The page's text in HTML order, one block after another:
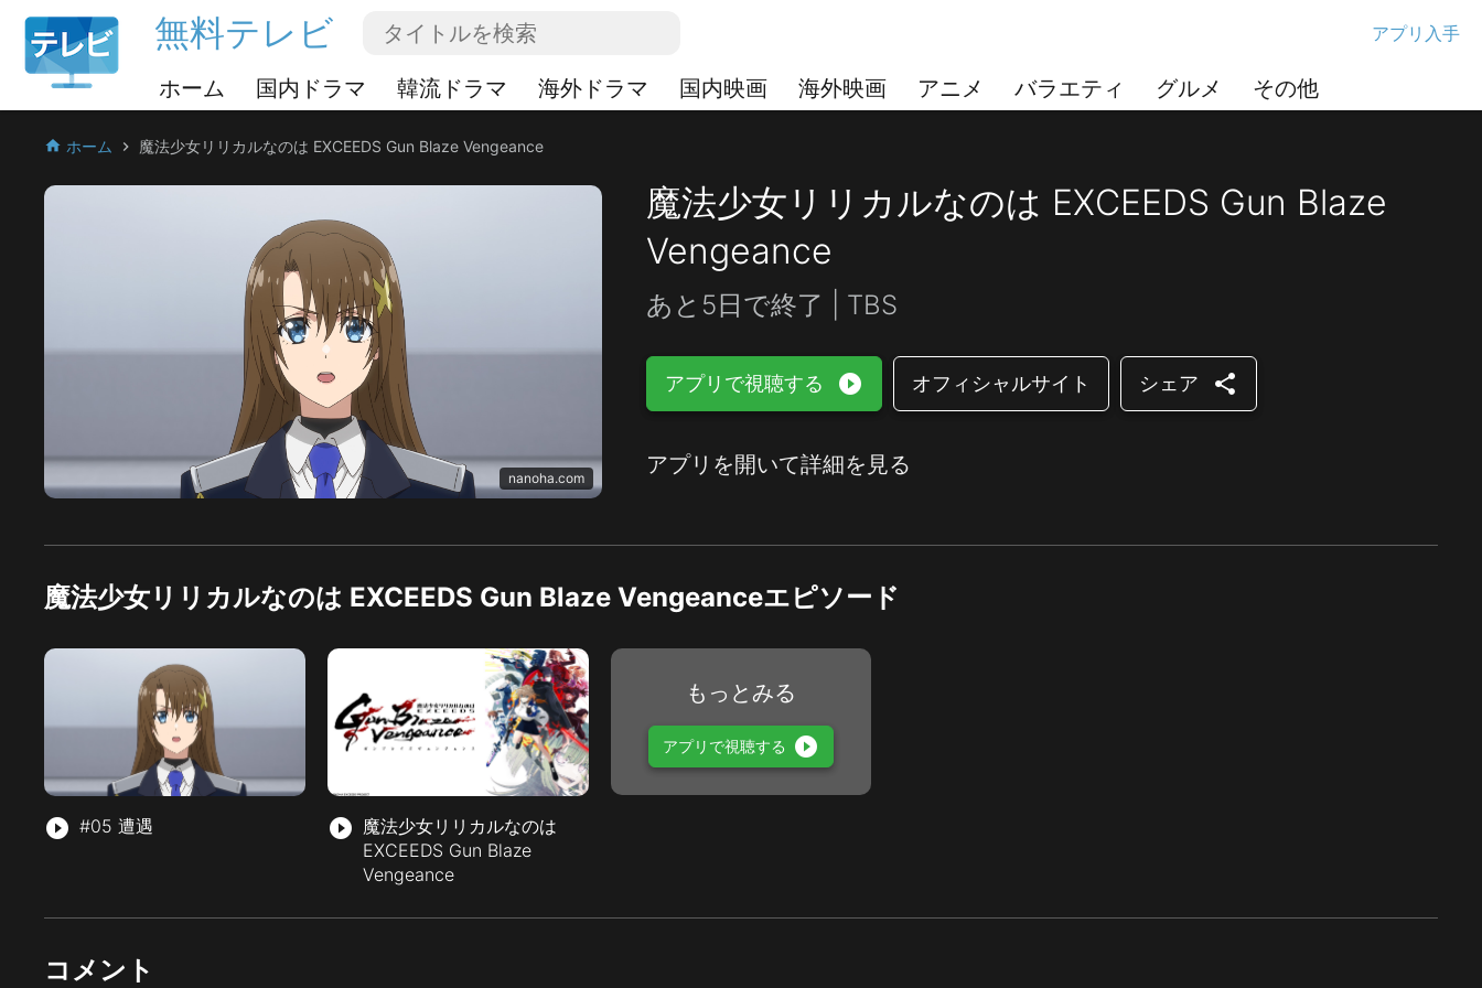
無料テレビ アプリ入手
ホーム 国内ドラマ 韓流ドラマ 海外ドラマ 国内映画 海外映画 アニメ バラエティ グルメ その他
home ホーム chevron_right 魔法少女リリカルなのは EXCEEDS Gun Blaze Vengeance
nanoha.com
魔法少女リリカルなのは EXCEEDS Gun Blaze
Vengeance
あと5日で終了 | TBS
アプリで視聴する play_circle_filled オフィシャルサイト シェア share
アプリを開いて詳細を見る
魔法少女リリカルなのは EXCEEDS Gun Blaze Vengeanceエピソード
play_circle_filled #05 遭遇 play_circle_filled 魔法少女リリカルなのは
EXCEEDS Gun Blaze
Vengeance
もっとみる
アプリで視聴する play_circle_filled
コメント